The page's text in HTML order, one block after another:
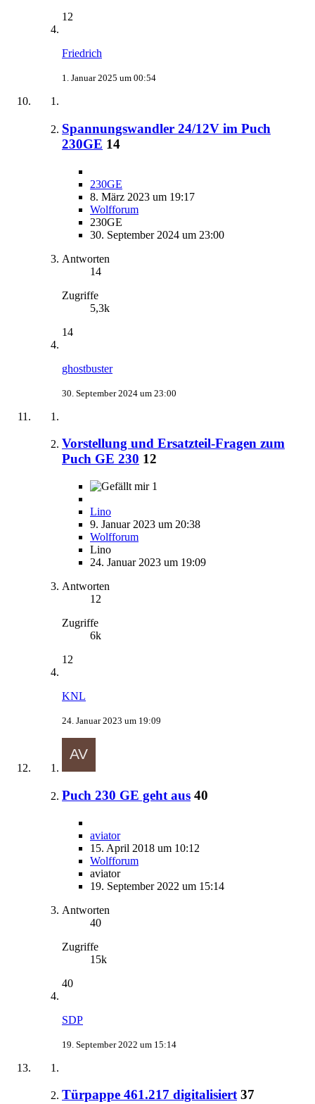
12
Friedrich
1. Januar 2025 um 00:54
Spannungswandler 24/12V im Puch
230GE 14
230GE
8. März 2023 um 19:17
Wolfforum
230GE
30. September 2024 um 23:00
Antworten
14
Zugriffe
5,3k
14
ghostbuster
30. September 2024 um 23:00
Vorstellung und Ersatzteil-Fragen zum
Puch GE 230 12
1
Lino
9. Januar 2023 um 20:38
Wolfforum
Lino
24. Januar 2023 um 19:09
Antworten
12
Zugriffe
6k
12
KNL
24. Januar 2023 um 19:09
Puch 230 GE geht aus 40
aviator
15. April 2018 um 10:12
Wolfforum
aviator
19. September 2022 um 15:14
Antworten
40
Zugriffe
15k
40
SDP
19. September 2022 um 15:14
Türpappe 461.217 digitalisiert 37